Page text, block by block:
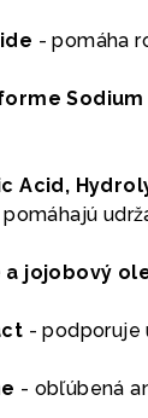
- pomáha
Sodium
Acid,
a jojobový
- podporuje
- obľúbená